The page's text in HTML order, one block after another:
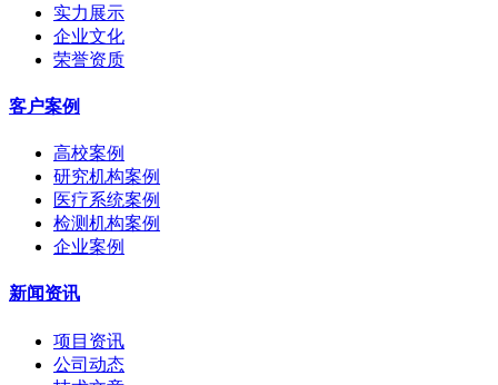
实力展示
企业文化
荣誉资质
客户案例
高校案例
研究机构案例
医疗系统案例
检测机构案例
企业案例
新闻资讯
项目资讯
公司动态